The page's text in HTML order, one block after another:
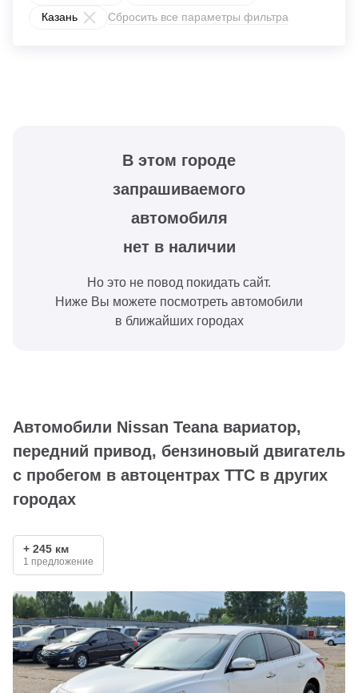
Казань
Сбросить все параметры фильтра
В этом городе
запрашиваемого
автомобиля
нет в наличии
Но это не повод покидать сайт.
Ниже Вы можете посмотреть автомобили
в ближайших городах
Автомобили Nissan Teana вариатор,
передний привод, бензиновый двигатель
с пробегом в автоцентрах ТТС в других
городах
+ 245 км
1 предложение